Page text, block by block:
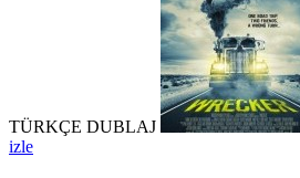
TÜRKÇE DUBLAJ
izle